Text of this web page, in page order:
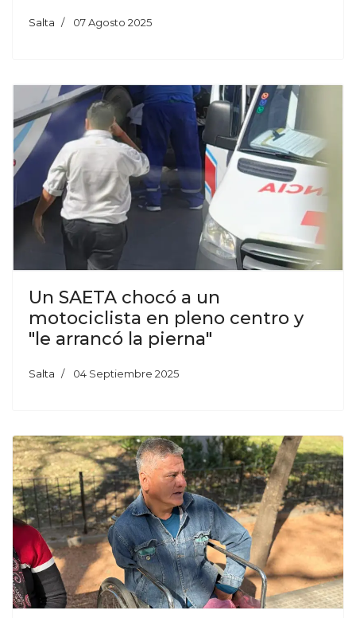
Salta 07 Agosto 2025
Un SAETA chocó a un
motociclista en pleno centro y
"le arrancó la pierna"
Salta 04 Septiembre 2025